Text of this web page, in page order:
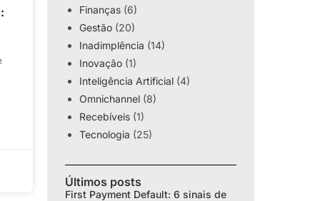
Finanças (6)
Gestão (20)
Inadimplência (14)
Inovação (1)
Inteligência Artificial (4)
Omnichannel (8)
Recebíveis (1)
Tecnologia (25)
Últimos posts
First Payment Default: 6 sinais de